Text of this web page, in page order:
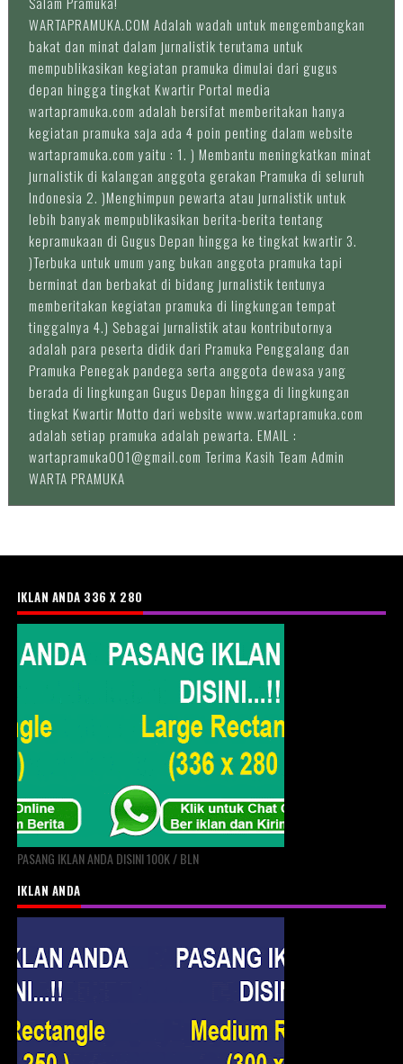
WARTAPRAMUKA.COM Adalah wadah untuk mengembangkan
bakat dan minat dalam jurnalistik terutama untuk
mempublikasikan kegiatan pramuka dimulai dari gugus
depan hingga tingkat Kwartir Portal media
wartapramuka.com adalah bersifat memberitakan hanya
kegiatan pramuka saja ada 4 poin penting dalam website
wartapramuka.com yaitu : 1. ) Membantu meningkatkan minat
jurnalistik di kalangan anggota gerakan Pramuka di seluruh
Indonesia 2. )Menghimpun pewarta atau jurnalistik untuk
lebih banyak mempublikasikan berita-berita tentang
kepramukaan di Gugus Depan hingga ke tingkat kwartir 3.
)Terbuka untuk umum yang bukan anggota pramuka tapi
berminat dan berbakat di bidang jurnalistik tentunya
memberitakan kegiatan pramuka di lingkungan tempat
tinggalnya 4.) Sebagai jurnalistik atau kontributornya
adalah para peserta didik dari Pramuka Penggalang dan
Pramuka Penegak pandega serta anggota dewasa yang
berada di lingkungan Gugus Depan hingga di lingkungan
tingkat Kwartir Motto dari website www.wartapramuka.com
adalah setiap pramuka adalah pewarta. EMAIL :
wartapramuka001@gmail.com Terima Kasih Team Admin
WARTA PRAMUKA
IKLAN ANDA 336 X 280
PASANG IKLAN ANDA DISINI 100K / BLN
IKLAN ANDA